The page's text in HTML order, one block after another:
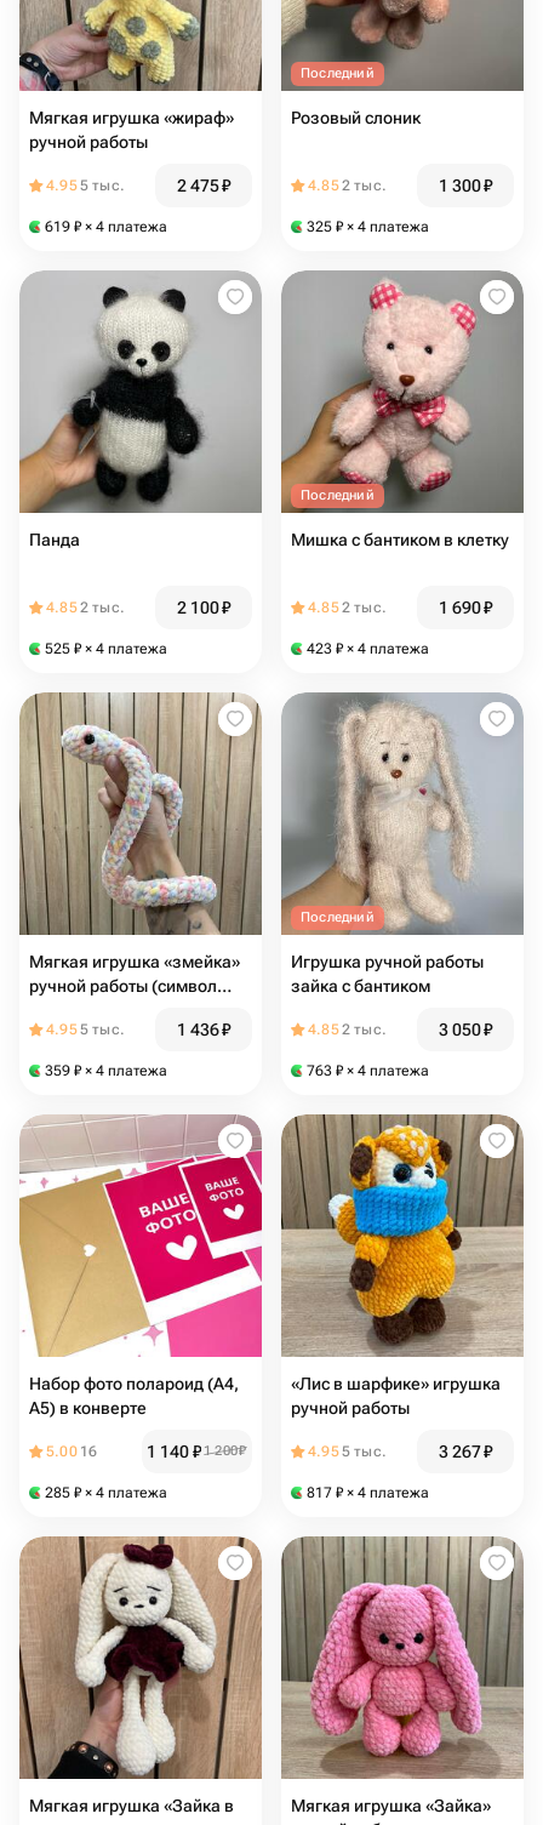
Мягкая игрушка «жираф»
ручной работы
4.955 тыс. 2 475₽
619 ₽ × 4 платежа
Последний
Розовый слоник
4.852 тыс. 1 300₽
325 ₽ × 4 платежа
Панда
4.852 тыс. 2 100₽
525 ₽ × 4 платежа
Последний
Мишка с бантиком в клетку
4.852 тыс. 1 690₽
423 ₽ × 4 платежа
Мягкая игрушка «змейка»
ручной работы (символ
4.955 тыс. 1 436₽
359 ₽ × 4 платежа
Последний
Игрушка ручной работы
зайка с бантиком
4.852 тыс. 3 050₽
763 ₽ × 4 платежа
Набор фото полароид (А4,
А5) в конверте
5.00 16 1 140₽1 200₽
285 ₽ × 4 платежа
«Лис в шарфике» игрушка
ручной работы
4.955 тыс. 3 267₽
817 ₽ × 4 платежа
Мягкая игрушка «Зайка в
Мягкая игрушка «Зайка»